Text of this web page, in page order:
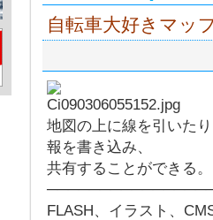
自転車大好きマッ
地図の上に線を引いた
報を書き込み、
共有することができる。
FLASH、イラスト、